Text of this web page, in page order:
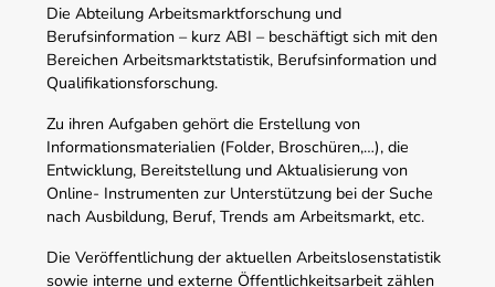
Die Abteilung Arbeitsmarktforschung und
Berufsinformation – kurz ABI – beschäftigt sich mit den
Bereichen Arbeitsmarktstatistik, Berufsinformation und
Qualifikationsforschung.
Zu ihren Aufgaben gehört die Erstellung von
Informationsmaterialien (Folder, Broschüren,…), die
Entwicklung, Bereitstellung und Aktualisierung von
Online- Instrumenten zur Unterstützung bei der Suche
nach Ausbildung, Beruf, Trends am Arbeitsmarkt, etc.
Die Veröffentlichung der aktuellen Arbeitslosenstatistik
sowie interne und externe Öffentlichkeitsarbeit zählen